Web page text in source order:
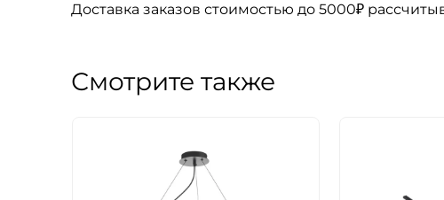
Доставка заказов стоимостью до 5000₽
Смотрите также